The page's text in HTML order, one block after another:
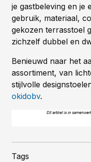
je gastbeleving en je
gebruik, materiaal,
gekozen terrasstoel
zichzelf dubbel en
Benieuwd naar het
assortiment, van
stijlvolle
okidobv.
Tags